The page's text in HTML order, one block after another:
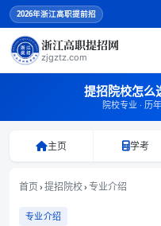
2026年浙江高职提前招
浙江高职提招网
zjgztz.com
提招院校怎么
院校专业 · 历
主页 学考
首页›提招院校›专业介绍
专业介绍